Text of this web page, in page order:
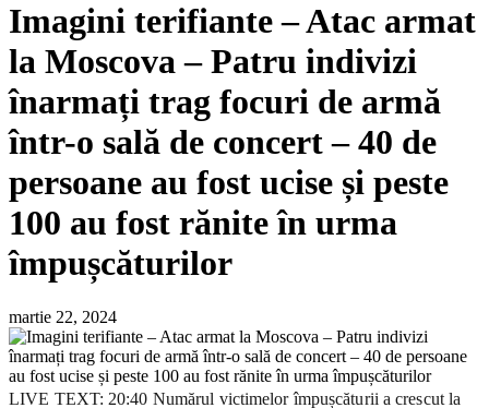
Imagini terifiante – Atac armat
la Moscova – Patru indivizi
înarmați trag focuri de armă
într-o sală de concert – 40 de
persoane au fost ucise și peste
100 au fost rănite în urma
împușcăturilor
martie 22, 2024
LIVE TEXT: 20:40 Numărul victimelor împușcăturii a crescut la